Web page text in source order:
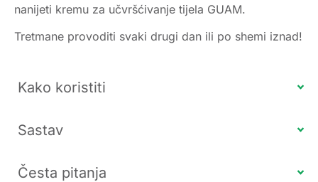
nanijeti kremu za učvršćivanje tijela GUAM.
Tretmane provoditi svaki drugi dan ili po shemi iznad!
Kako koristiti
Sastav
Česta pitanja